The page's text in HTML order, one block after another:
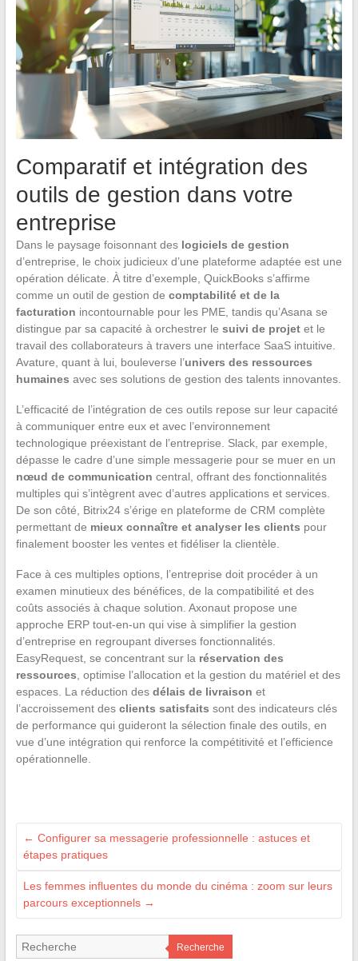
Comparatif et intégration des
outils de gestion dans votre
entreprise
Dans le paysage foisonnant des logiciels de gestion
d’entreprise, le choix judicieux d’une plateforme adaptée est une
opération délicate. À titre d’exemple, QuickBooks s’affirme
comme un outil de gestion de comptabilité et de la
facturation incontournable pour les PME, tandis qu’Asana se
distingue par sa capacité à orchestrer le suivi de projetet le
travail des collaborateurs à travers une interface SaaS intuitive.
Avature, quant à lui, bouleverse l’univers des ressources
humaines avec ses solutions de gestion des talents innovantes.
L’efficacité de l’intégration de ces outils repose sur leur capacité
à communiquer entre eux et avec l’environnement
technologique préexistant de l’entreprise. Slack, par exemple,
dépasse le cadre d’une simple messagerie pour se muer en un
nœud de communication central, offrant des fonctionnalités
multiples qui s’intègrent avec d’autres applications et services.
De son côté, Bitrix24 s’érige en plateforme de CRM complète
permettant de mieux connaître et analyser les clients pour
finalement booster les ventes et fidéliser la clientèle.
Face à ces multiples options, l’entreprise doit procéder à un
examen minutieux des bénéfices, de la compatibilité et des
coûts associés à chaque solution. Axonaut propose une
approche ERP tout-en-un qui vise à simplifier la gestion
d’entreprise en regroupant diverses fonctionnalités.
EasyRequest, se concentrant sur la réservation des
ressources , optimise l’allocation et la gestion du matériel et des
espaces. La réduction des délais de livraison et
l’accroissement des clients satisfaits sont des indicateurs clés
de performance qui guideront la sélection finale des outils, en
vue d’une intégration qui renforce la compétitivité et l’efficience
opérationnelle.
← Configurer sa messagerie professionnelle : astuces et
étapes pratiques
Les femmes influentes du monde du cinéma : zoom sur leurs
parcours exceptionnels →
Recherche